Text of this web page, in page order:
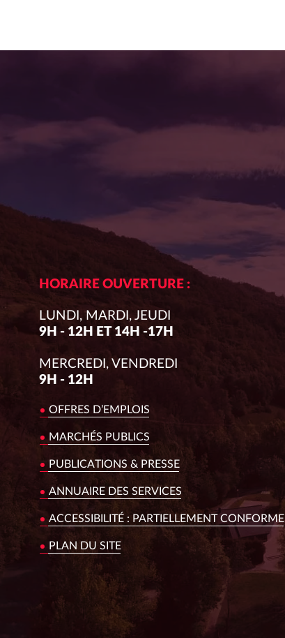
HORAIRE OUVERTURE :
LUNDI, MARDI, JEUDI
9H - 12H ET 14H -17H
MERCREDI, VENDREDI
9H - 12H
OFFRES D’EMPLOIS
MARCHÉS PUBLICS
PUBLICATIONS & PRESSE
ANNUAIRE DES SERVICES
ACCESSIBILITÉ : PARTIELLEMENT CONFORME
PLAN DU SITE